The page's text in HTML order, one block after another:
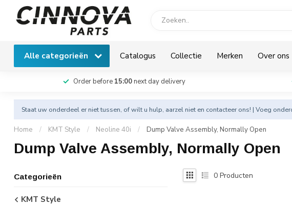
Alle categorieën Catalogus Collectie Merken Over ons
Order before 15:00next day delivery
Staat uw onderdeel er niet tussen, of wilt u hulp, aarzel niet en contacteer ons! | Voeg
Home / KMT Style / Neoline 40i / Dump Valve Assembly, Normally Open
Dump Valve Assembly, Normally Open
Categorieën
KMT Style
0 Producten